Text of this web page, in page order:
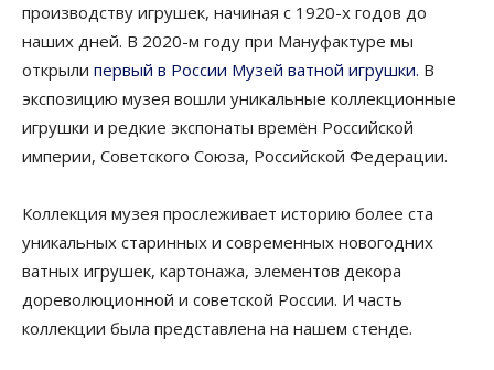
производству игрушек, начиная с 1920-х годов до
наших дней. В 2020-м году при Мануфактуре мы
открыли первый в России Музей ватной игрушки. В
экспозицию музея вошли уникальные коллекционные
игрушки и редкие экспонаты времён Российской
империи, Советского Союза, Российской Федерации.
Коллекция музея прослеживает историю более ста
уникальных старинных и современных новогодних
ватных игрушек, картонажа, элементов декора
дореволюционной и советской России. И часть
коллекции была представлена на нашем стенде.